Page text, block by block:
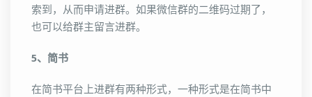
索到，从而申请进群。如果微信群的二维码过期了，
也可以给群主留言进群。
5、简书
在简书平台上进群有两种形式，一种形式是在简书中